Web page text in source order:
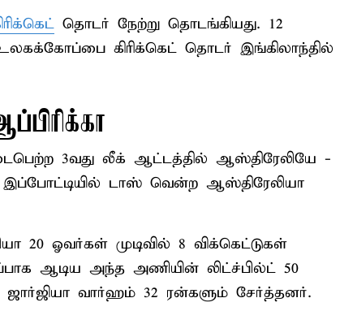
தொடர் நேற்று தொடங்கியது. 12
கிரிக்கெட் தொடர் இங்கிலாந்தில்
3வது லீக் ஆட்டத்தில் ஆஸ்திரேலியே -
டாஸ் வென்ற ஆஸ்திரேலியா
20 ஓவர்கள் முடிவில் 8 விக்கெட்டுகள்
ஆடிய அந்த அணியின் லிட்ச்பில்ட் 50
வார்ஹம் 32 ரன்களும் சேர்த்தனர்.